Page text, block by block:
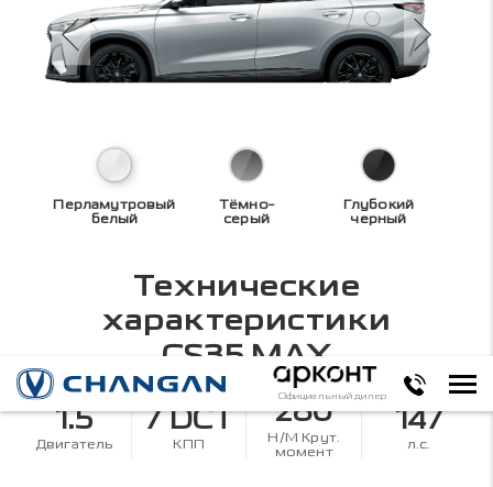
Официальный дилер
Перламутровый
белый
Тёмно-
серый
Глубокий
черный
Технические
характеристики
CS35 MAX
1.5
Двигатель
7 DCT
КПП
280
Н/М Крут.
момент
147
л.с.